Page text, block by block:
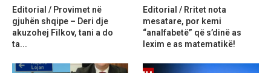
Editorial / Provimet në
gjuhën shqipe – Deri dje
akuzohej Filkov, tani a do
ta...
Editorial / Rritet nota
mesatare, por kemi
“analfabetë” që s’dinë as
lexim e as matematikë!